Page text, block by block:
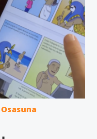
Osasuna